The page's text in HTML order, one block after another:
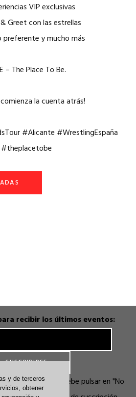
y de terceros
obtener
VIP exclusivas
Greet con las estrellas
preferente y mucho más
– The Place To Be.
la cuenta atrás!
#Alicante #WrestlingEspaña
#theplacetobe
recibir los últimos eventos:
por seguridad debe pulsar en "No